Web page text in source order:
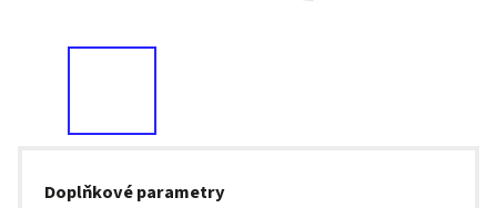
Doplňkové parametry